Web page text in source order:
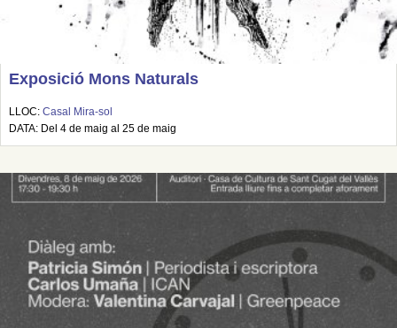
Exposició Mons Naturals
LLOC: Casal Mira-sol
DATA: Del 4 de maig al 25 de maig